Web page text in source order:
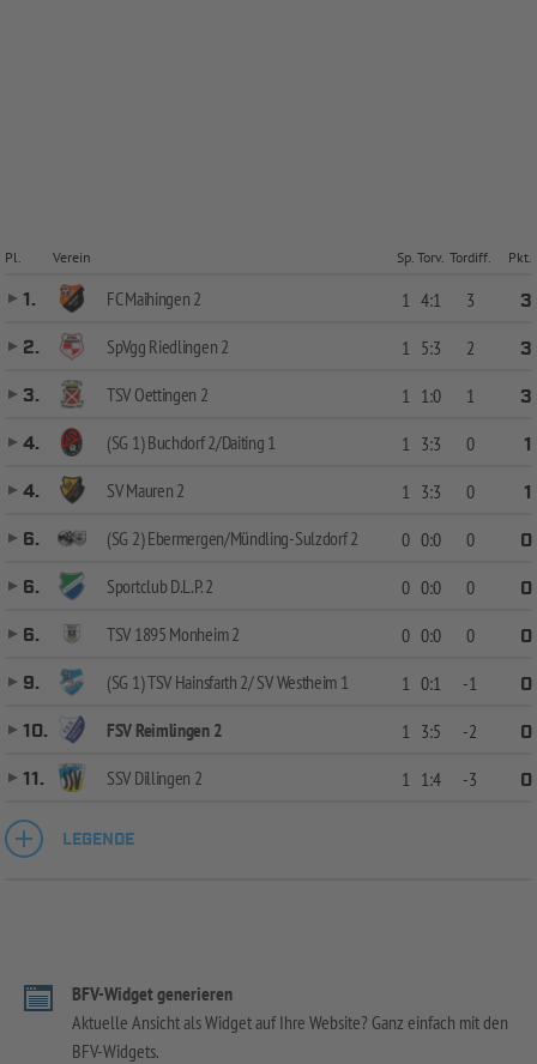
Pl. Verein Sp. Torv. Tordiff. Pkt.
1. FC Maihingen 2 1 4:1 3
3
2.
SpVgg Riedlingen 2 1 5:3 2
3
3.
TSV Oettingen 2 1 1:0 1
3
4.
(SG 1) Buchdorf 2/Daiting 1 1 3:3 0
1
4.
SV Mauren 2 1 3:3 0
1
6.
(SG 2) Ebermergen/Mündling-Sulzdorf 2 0 0:0 0
0
6.
Sportclub D.L.P. 2 0 0:0 0
0
6.
TSV 1895 Monheim 2 0 0:0 0
0
9.
(SG 1) TSV Hainsfarth 2/ SV Westheim 1 1 0:1 -1
0
10.
FSV Reimlingen 2 1 3:5 -2
0
11.
SSV Dillingen 2 1 1:4 -3 0
LEGENDE
BFV-Widget generieren
Aktuelle Ansicht als Widget auf Ihre Website? Ganz einfach mit den
BFV-Widgets.